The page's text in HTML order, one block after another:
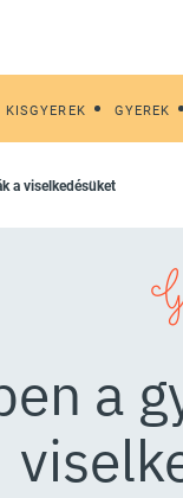
KISGYEREK GYEREK
a viselkedésüket
a